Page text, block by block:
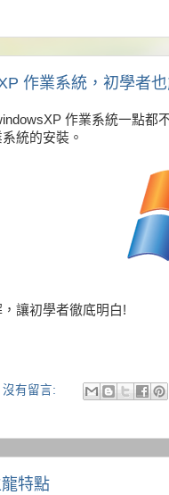
作業系統，初學者
作業系統一點都
統的安裝。
讓初學者徹底明白!
沒有留言:
特點